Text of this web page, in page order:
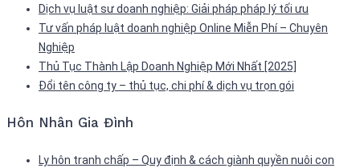
Dịch vụ luật sư doanh nghiệp: Giải pháp pháp lý tối ưu
Tư vấn pháp luật doanh nghiệp Online Miễn Phí – Chuyên
Nghiệp
Thủ Tục Thành Lập Doanh Nghiệp Mới Nhất [2025]
Đổi tên công ty – thủ tục, chi phí & dịch vụ trọn gói
Hôn Nhân Gia Đình
Ly hôn tranh chấp – Quy định & cách giành quyền nuôi con